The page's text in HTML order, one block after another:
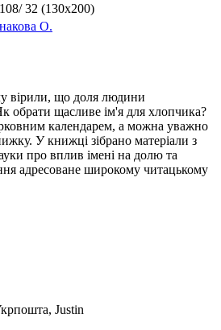
32 (130х200)
О.
вірили, що доля людини
обрати щасливе ім'я для хлопчика?
календарем, а можна уважно
У книжці зібрано матеріали з
про вплив імені на долю та
адресоване широкому читацькому
Justin